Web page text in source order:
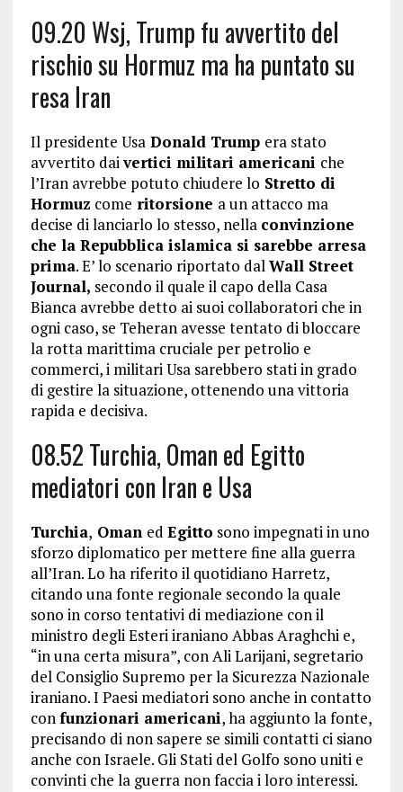
09.20 Wsj, Trump fu avvertito del
rischio su Hormuz ma ha puntato su
resa Iran
Il presidente UsaDonald Trump era stato
avvertito daivertici militari americani che
l’Iran avrebbe potuto chiudere lo Stretto di
Hormuz come ritorsione a un attacco ma
decise di lanciarlo lo stesso, nella convinzione
che la Repubblica islamica si sarebbe arresa
prima. E’ lo scenario riportato dalWall Street
Journal, secondo il quale il capo della Casa
Bianca avrebbe detto ai suoi collaboratori che in
ogni caso, se Teheran avesse tentato di bloccare
la rotta marittima cruciale per petrolio e
commerci, i militari Usa sarebbero stati in grado
di gestire la situazione, ottenendo una vittoria
rapida e decisiva.
08.52 Turchia, Oman ed Egitto
mediatori con Iran e Usa
Turchia, Oman ed Egitto sono impegnati in uno
sforzo diplomatico per mettere fine alla guerra
all’Iran. Lo ha riferito il quotidiano Harretz,
citando una fonte regionale secondo la quale
sono in corso tentativi di mediazione con il
ministro degli Esteri iraniano Abbas Araghchi e,
“in una certa misura”, con Ali Larijani, segretario
del Consiglio Supremo per la Sicurezza Nazionale
iraniano. I Paesi mediatori sono anche in contatto
confunzionari americani, ha aggiunto la fonte,
precisando di non sapere se simili contatti ci siano
anche con Israele. Gli Stati del Golfo sono uniti e
convinti che la guerra non faccia i loro interessi.